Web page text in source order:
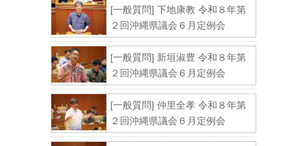
[一般質問] 下地康教 令和８年第
２回沖縄県議会６月定例会
[一般質問] 新垣淑豊 令和８年第
２回沖縄県議会６月定例会
[一般質問] 仲里全孝 令和８年第
２回沖縄県議会６月定例会